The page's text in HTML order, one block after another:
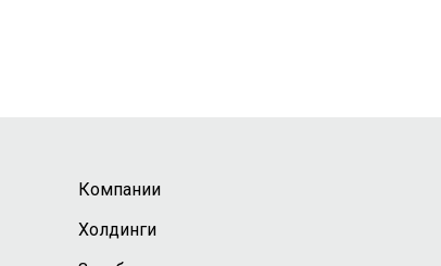
Компании
Холдинги